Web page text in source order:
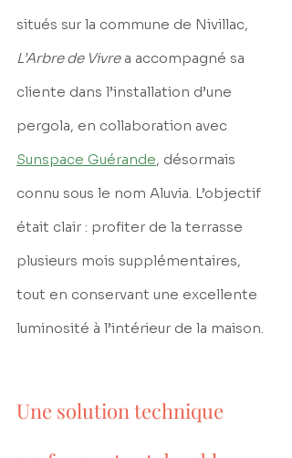
situés sur la commune de Nivillac,
L’Arbre de Vivre a accompagné sa
cliente dans l’installation d’une
pergola, en collaboration avec
Sunspace Guérande, désormais
connu sous le nom Aluvia. L’objectif
était clair : profiter de la terrasse
plusieurs mois supplémentaires,
tout en conservant une excellente
luminosité à l’intérieur de la maison.
Une solution technique